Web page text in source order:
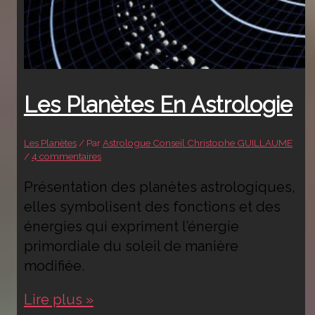
Les Planètes En Astrologie
Les Planètes/ ParAstrologue Conseil Christophe GUILLAUME
/4 commentaires
Présentation des planètes astrologiques,
elles symbolisent des fonctions et des
énergies qui expriment l’énergie
primordiale du soleil de manière
modifiée.
Les
Lire plus »